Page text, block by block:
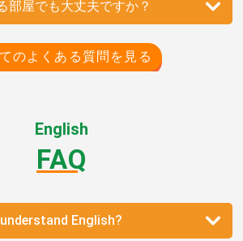
部屋でも大丈夫ですか？
のよくある質問を見る
English
FAQ
English?